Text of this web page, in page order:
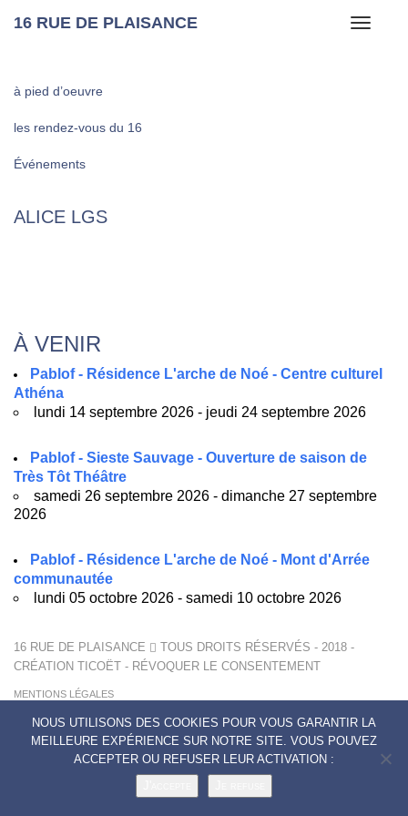
Toggle
16 RUE DE PLAISANCE
à pied d’oeuvre
les rendez-vous du 16
Événements
ALICE LGS
À VENIR
Pablof - Résidence L'arche de Noé - Centre culturel
Athéna
lundi 14 septembre 2026 - jeudi 24 septembre 2026
Pablof - Sieste Sauvage - Ouverture de saison de
Très Tôt Théâtre
samedi 26 septembre 2026 - dimanche 27 septembre
2026
Pablof - Résidence L'arche de Noé - Mont d'Arrée
communautée
lundi 05 octobre 2026 - samedi 10 octobre 2026
16 RUE DE PLAISANCE
TOUS DROITS RÉSERVÉS - 2018 -
CRÉATION TICOËT - RÉVOQUER LE CONSENTEMENT
MENTIONS LÉGALES
CONTACTS
NOUS UTILISONS DES COOKIES POUR VOUS GARANTIR LA
MEILLEURE EXPÉRIENCE SUR NOTRE SITE. VOUS POUVEZ
ACCEPTER OU REFUSER LEUR ACTIVATION :